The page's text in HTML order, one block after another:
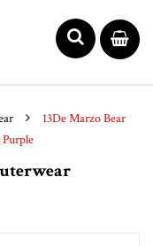
13De Marzo Bear